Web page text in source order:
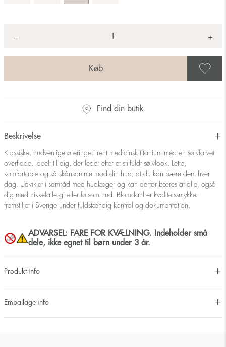
− +
Find din butik
Beskrivelse
Klassiske, hudvenlige øreringe i rent medicinsk titanium med en sølvfarvet
overflade. Ideelt til dig, der leder efter et stilfuldt sølvlook. Lette,
komfortable og så skånsomme mod din hud, at du kan bære dem hver
dag. Udviklet i samråd med hudlæger og kan derfor bæres af alle, også
dig med nikkelallergi eller følsom hud. Blomdahl er kvalitetssmykker
fremstillet i Sverige under fuldstændig kontrol og dokumentation.
ADVARSEL: FARE FOR KVÆLNING. Indeholder små
dele, ikke egnet til børn under 3 år.
Produkt-info
Emballage-info